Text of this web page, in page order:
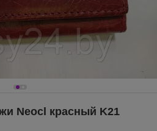
Neocl красный K21